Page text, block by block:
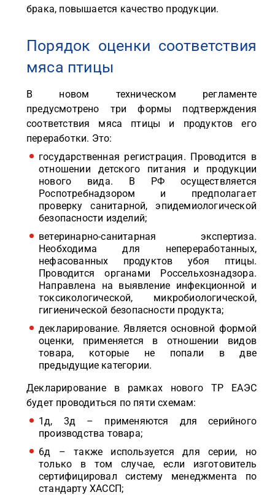
брака, повышается качество продукции.
Порядок оценки соответствия
мяса птицы
В новом техническом регламенте
предусмотрено три формы подтверждения
соответствия мяса птицы и продуктов его
переработки. Это:
государственная регистрация. Проводится в
отношении детского питания и продукции
нового вида. В РФ осуществляется
Роспотребнадзором и предполагает
проверку санитарной, эпидемиологической
безопасности изделий;
ветеринарно-санитарная экспертиза.
Необходима для непереработанных,
нефасованных продуктов убоя птицы.
Проводится органами Россельхознадзора.
Направлена на выявление инфекционной и
токсикологической, микробиологической,
гигиенической безопасности продукта;
декларирование. Является основной формой
оценки, применяется в отношении видов
товара, которые не попали в две
предыдущие категории.
Декларирование в рамках нового ТР ЕАЭС
будет проводиться по пяти схемам:
1д, 3д – применяются для серийного
производства товара;
6д – также используется для серии, но
только в том случае, если изготовитель
сертифицировал систему менеджмента по
стандарту ХАССП;